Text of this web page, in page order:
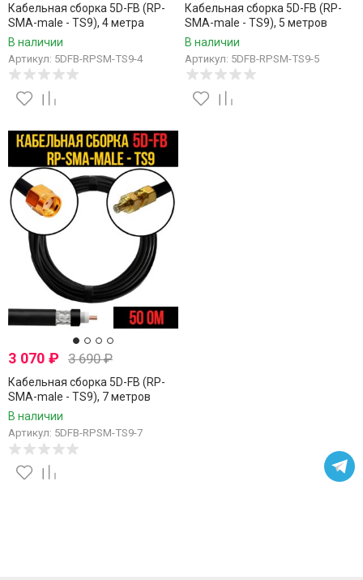
Кабельная сборка 5D-FB (RP-
SMA-male - TS9), 4 метра
В наличии
Артикул: 5DFB-RPSM-TS9-4
Кабельная сборка 5D-FB (RP-
SMA-male - TS9), 5 метров
В наличии
Артикул: 5DFB-RPSM-TS9-5
3 070 ₽ 3 690₽
Кабельная сборка 5D-FB (RP-
SMA-male - TS9), 7 метров
В наличии
Артикул: 5DFB-RPSM-TS9-7